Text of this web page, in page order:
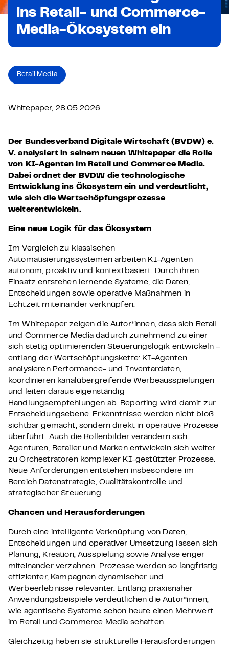
ins Retail- und Commerce-
Media-Ökosystem ein
Retail Media
Whitepaper, 28.05.2026
Der Bundesverband Digitale Wirtschaft (BVDW) e.
V. analysiert in seinem neuen Whitepaper die Rolle
von KI-Agenten im Retail und Commerce Media.
Dabei ordnet der BVDW die technologische
Entwicklung ins Ökosystem ein und verdeutlicht,
wie sich die Wertschöpfungsprozesse
weiterentwickeln.
Eine neue Logik für das Ökosystem
Im Vergleich zu klassischen
Automatisierungssystemen arbeiten KI-Agenten
autonom, proaktiv und kontextbasiert. Durch ihren
Einsatz entstehen lernende Systeme, die Daten,
Entscheidungen sowie operative Maßnahmen in
Echtzeit miteinander verknüpfen.
Im Whitepaper zeigen die Autor*innen, dass sich Retail
und Commerce Media dadurch zunehmend zu einer
sich stetig optimierenden Steuerungslogik entwickeln –
entlang der Wertschöpfungskette: KI-Agenten
analysieren Performance- und Inventardaten,
koordinieren kanalübergreifende Werbeausspielungen
und leiten daraus eigenständig
Handlungsempfehlungen ab. Reporting wird damit zur
Entscheidungsebene. Erkenntnisse werden nicht bloß
sichtbar gemacht, sondern direkt in operative Prozesse
überführt. Auch die Rollenbilder verändern sich.
Agenturen, Retailer und Marken entwickeln sich weiter
zu Orchestratoren komplexer KI-gestützter Prozesse.
Neue Anforderungen entstehen insbesondere im
Bereich Datenstrategie, Qualitätskontrolle und
strategischer Steuerung.
Chancen und Herausforderungen
Durch eine intelligente Verknüpfung von Daten,
Entscheidungen und operativer Umsetzung lassen sich
Planung, Kreation, Ausspielung sowie Analyse enger
miteinander verzahnen. Prozesse werden so langfristig
effizienter, Kampagnen dynamischer und
Werbeerlebnisse relevanter. Entlang praxisnaher
Anwendungsbeispiele verdeutlichen die Autor*innen,
wie agentische Systeme schon heute einen Mehrwert
im Retail und Commerce Media schaffen.
Gleichzeitig heben sie strukturelle Herausforderungen